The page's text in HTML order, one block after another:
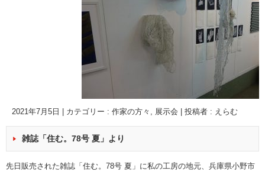
2021年7月5日 カテゴリー : 作家の方々 , 展示会 投稿者 : えらむ
雑誌「住む。78号 夏」より
先日販売された雑誌「住む。78号 夏」に私の工房の地元、兵庫県小野市